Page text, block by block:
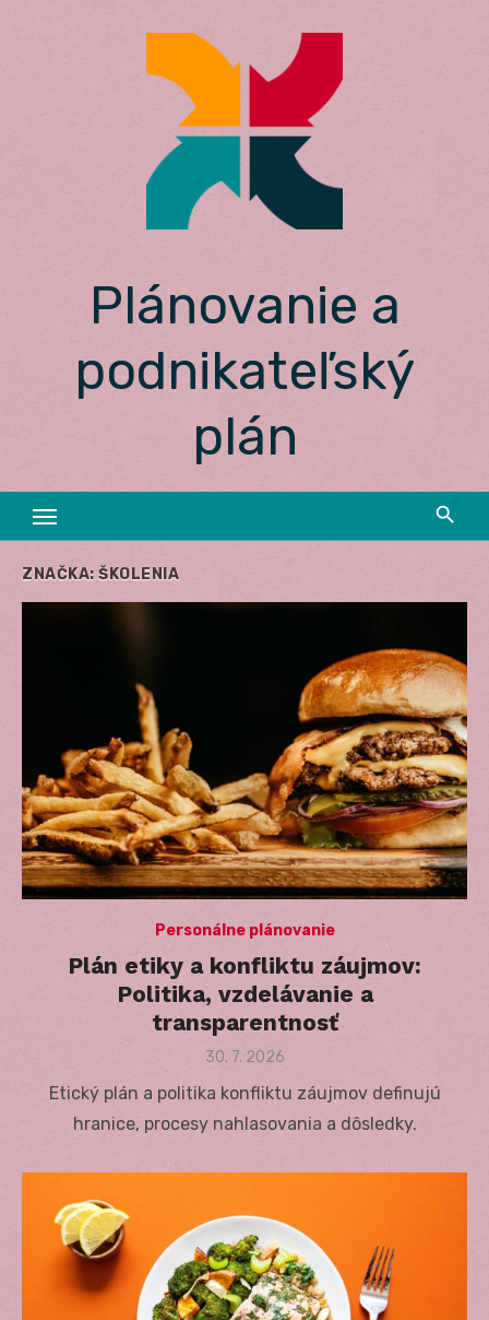
Plánovanie a
podnikateľský
plán
ZNAČKA: ŠKOLENIA
Personálne plánovanie
Plán etiky a konfliktu záujmov:
Politika, vzdelávanie a
transparentnosť
Posted
30. 7. 2026
Etický plán a politika konfliktu záujmov definujú
hranice, procesy nahlasovania a dôsledky.